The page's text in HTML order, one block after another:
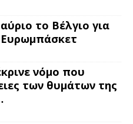
το Βέλγιο για
νόμο που
των θυμάτων της